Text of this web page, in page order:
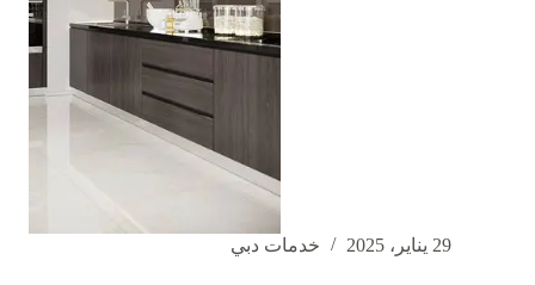
29 يناير، 2025 خدمات دبي